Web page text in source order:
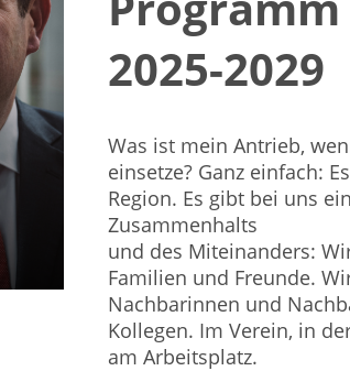
2025-2029
Was ist mein Antrieb,
einsetze? Ganz einfach:
Region. Es gibt bei uns
Zusammenhalts
und des Miteinanders:
Familien und Freunde.
Nachbarinnen und
Kollegen. Im Verein, in
am Arbeitsplatz.